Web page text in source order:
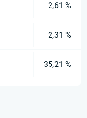
2,61 %
2,31 %
35,21 %